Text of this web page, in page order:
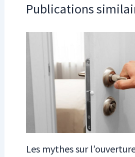
Publications
Les mythes sur